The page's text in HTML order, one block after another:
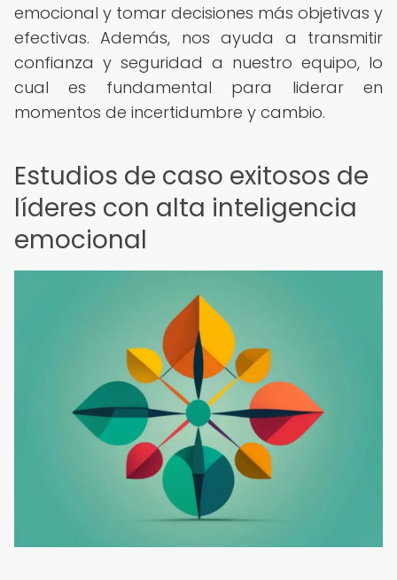
emocional y tomar decisiones más objetivas y
efectivas. Además, nos ayuda a transmitir
confianza y seguridad a nuestro equipo, lo
cual es fundamental para liderar en
momentos de incertidumbre y cambio.
Estudios de caso exitosos de
líderes con alta inteligencia
emocional